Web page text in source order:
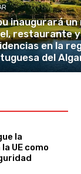
inaugurará un
restaurante y
en la
del
la
UE como